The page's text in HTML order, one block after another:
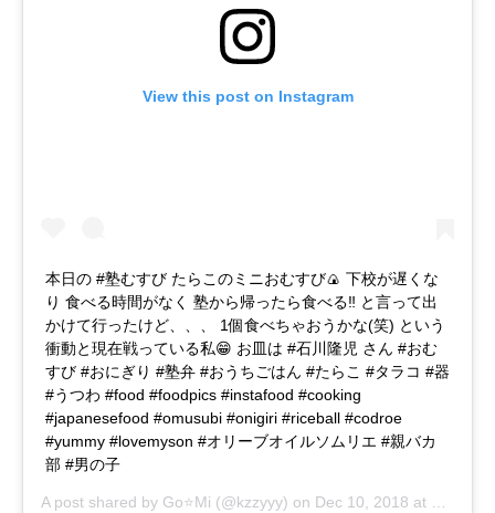
View this post on Instagram
本日の #塾むすび たらこのミニおむすび🍙 下校が遅くな
り 食べる時間がなく 塾から帰ったら食べる‼ と言って出
かけて行ったけど、、、 1個食べちゃおうかな(笑) という
衝動と現在戦っている私😁 お皿は #石川隆児 さん #おむ
すび #おにぎり #塾弁 #おうちごはん #たらこ #タラコ #器
#うつわ #food #foodpics #instafood #cooking
#japanesefood #omusubi #onigiri #riceball #codroe
#yummy #lovemyson #オリーブオイルソムリエ #親バカ
部 #男の子
A post shared by Go⭐Mi (@kzzyyy) on Dec 10, 2018 at 1:49am PST